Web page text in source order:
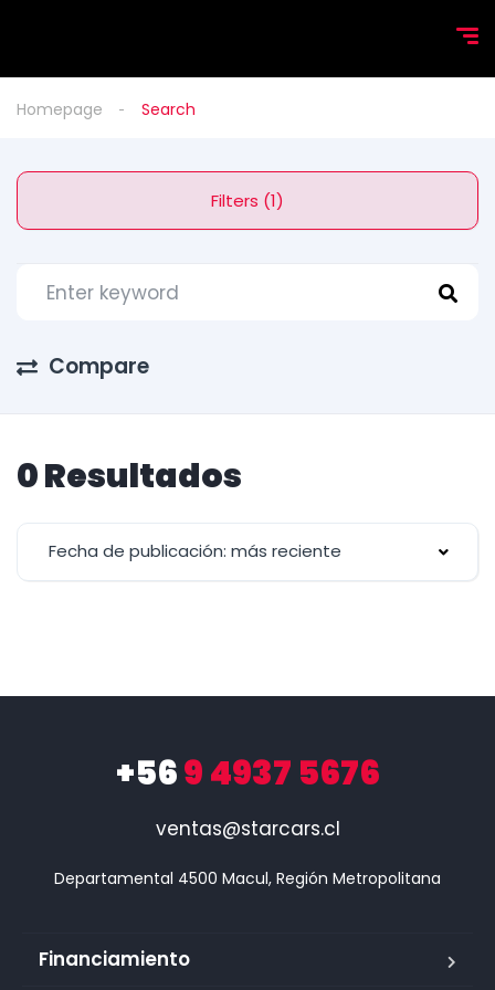
Homepage Search
Filters (1)
Compare
0 Resultados
Fecha de publicación: más reciente
+569 4937 5676
ventas@starcars.cl
Financiamiento